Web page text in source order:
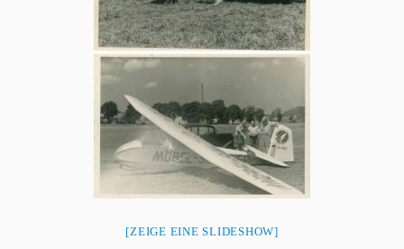
[ZEIGE EINE SLIDESHOW]